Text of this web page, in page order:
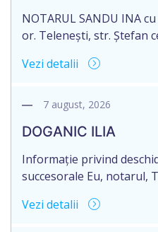
NOTARUL SANDU INA
or. Telenești, str. Ștefan
succesorale în urma
2005035073658, decedat/
Eliberarea certificatului
Vezi detalii
7 august, 2026
DOGANIC ILIA
Informație privind
succesorale Eu, notarul,
notific Moștenitorii/
Vezi detalii